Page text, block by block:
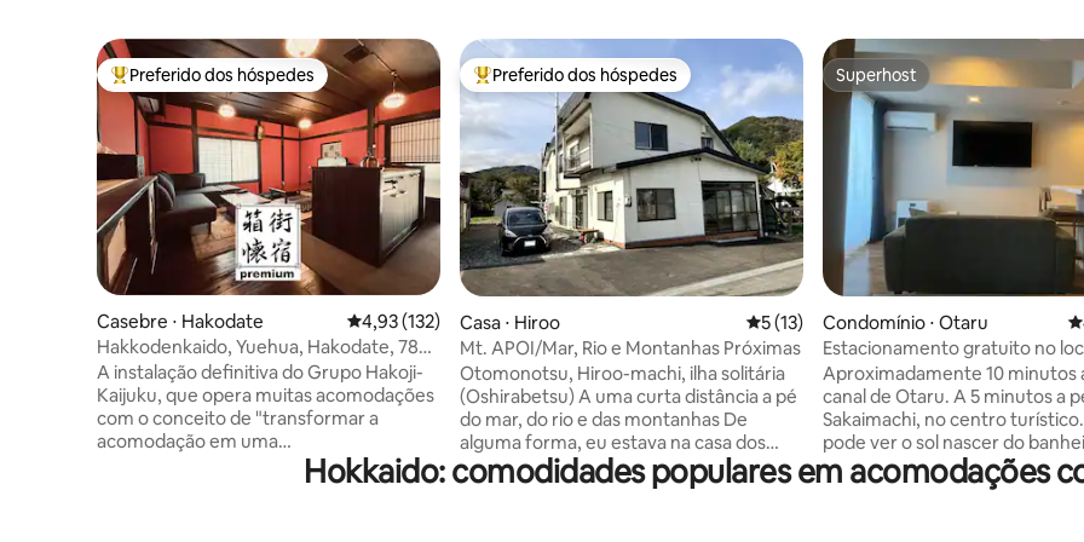
Entre os melhores preferidos dos hóspedes
Preferido dos hóspedes
Casebre ⋅ Hakodate 4,93 de uma avaliação média de 5, 132 avaliações
4,93 (132)
Hakkodenkaido, Yuehua, Hakodate, 78
㎡, casa de estilo japonês, arquitetura de
casa de chá, Wi-Fi, ar condicionado
A instalação definitiva do Grupo Hakoji-
Kaijuku, que opera muitas acomodações
com o conceito de "transformar a
acomodação em uma
diversão".Reformamos uma antiga casa
particular com cerca de 100 anos,
Entre os melhores preferidos dos hóspedes
Preferido dos hóspedes
Casa ⋅ Hiroo 5 de uma avaliação média de 5, 13
5 (13)
Mt. APOI/Mar, Rio e Montanhas Próximas
Otomonotsu, Hiroo-machi, ilha solitária
(Oshirabetsu) A uma curta distância a pé
do mar, do rio e das montanhas De
alguma forma, eu estava na casa dos
meus avós. É uma casa antiga de um ex-
pescador que se sente nostálgico por
Superhost
Superhost
Condomínio ⋅ Otaru
Estacionamento gratuito no
Banheira com vista para o mar
de casal e 1 cama de solteiro
Aproximadamente 10 minutos
canal de Otaru. A 5 minutos a
Sakaimachi, no centro
pode ver o sol nascer do
vista para o mar. Desfrute de
viagem simples, hospedando-
Hokkaido: comodidades populares em acomodações